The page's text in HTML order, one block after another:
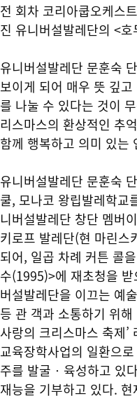
전 회차 코리아쿱오케스
진 유니버설발레단의 <
유니버설발레단 문훈숙
보이게 되어 매우 뜻 깊
를 나눌 수 있다는 것이
리스마스의 환상적인 추
함께 행복하고 의미 있는
유니버설발레단 문훈숙
쿨, 모나코 왕립발레학교
니버설발레단 창단 멤버
키로프 발레단(현 마린
되어, 일곱 차례 커튼 콜
수(1995)>에 재초청을
버설발레단을 이끄는 예
등 관 객과 소통하기 위
사랑의 크리스마스 축제
교육장학사업의 일환으
주를 발굴‧육성하고 있
재능을 기부하고 있다.